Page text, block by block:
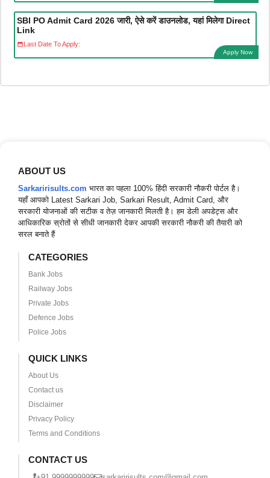
SBI PO Admit Card 2026 जारी, ऐसे करें डाउनलोड, यहां मिलेगा Direct
Link
Last Date To Apply:
Apply Now
ABOUT US
Sarkaririsults.com भारत का पहला 100% हिंदी सरकारी नौकरी पोर्टल है।
यहाँ आपको Latest Sarkari Job, Sarkari Result, Admit Card, और
सरकारी योजनाओं की सटीक व तेज़ जानकारी मिलती है। हम डेली अपडेट्स और
आधिकारिक स्रोतों से सीधी जानकारी देकर आपकी सरकारी नौकरी की तैयारी को
सरल बनाते हैं
CATEGORIES
Bank Jobs
Railway Jobs
Private Jobs
Defence Jobs
Police Jobs
QUICK LINKS
About Us
Contact us
Disclaimer
Privacy Policy
Terms and Conditions
CONTACT US